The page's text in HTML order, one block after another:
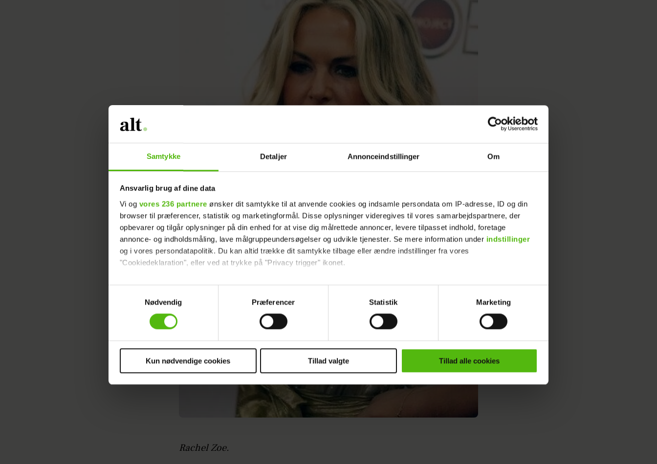
Samtykke Detaljer Annonceindstillinger Om
Ansvarlig brug af dine data
Vi og vores 236 partnere ønsker dit samtykke til at anvende cookies og indsamle persondata om IP-adresse, ID og din
browser til præferencer, statistik og marketingformål. Disse oplysninger videregives til vores samarbejdspartnere, der
opbevarer og tilgår oplysninger på din enhed for at vise dig målrettede annoncer, levere tilpasset indhold, foretage
annonce- og indholdsmåling, lave målgruppeundersøgelser og udvikle tjenester. Se mere information under indstillinger
og i vores persondatapolitik. Du kan altid trække dit samtykke tilbage eller ændre indstillinger fra vores
"Cookiedeklaration", eller ved at trykke på "Privacy trigger" ikonet.
Dine valg anvendes på hele websitet.
Vi ønsker dit samtykke til at indsamle og bruge data for at kunne levere og finansiere relevant journalistisk indhold til dig.
Vi anvender egne cookies og cookies fra tredjeparter til at at optimere dit besøg på vores hjemmeside. Vi indsamler data
sociale medier.
cookies, samarbejdspartnere og behandling af dine personoplysninger i forbindelse hermed i både
cookiepolitik
Nødvendig
Præferencer Statistik Marketing
Kun nødvendige cookies Tillad valgte Tillad alle cookies
Rachel Zoe.